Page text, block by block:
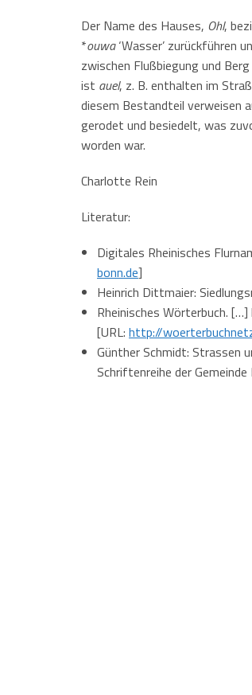
Der Name des Hauses, Ohl,
*ouwa‘Wasser’ zurückführen
zwischen Flußbiegung und
ist auel, z. B. enthalten im
diesem Bestandteil verweisen
gerodet und besiedelt, was
worden war.
Charlotte Rein
Literatur:
Digitales Rheinisches
bonn.de]
Heinrich Dittmaier:
Rheinisches Wörterbuch.
[URL: http://
Günther Schmidt: Strassen
Schriftenreihe der